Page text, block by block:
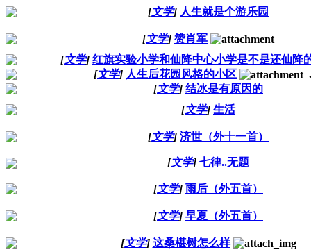
[文学] 人生就是个游乐园
[文学] 赞肖军
[文学] 红旗实验小学和仙降中心小学是不是还仙降
[文学] 人生后花园风格的小区
[文学] 结冰是有原因的
[文学] 生活
[文学] 济世（外十一首）
[文学] 七律..无题
[文学] 雨后（外五首）
[文学] 早夏（外五首）
[文学] 这桑椹树怎么样